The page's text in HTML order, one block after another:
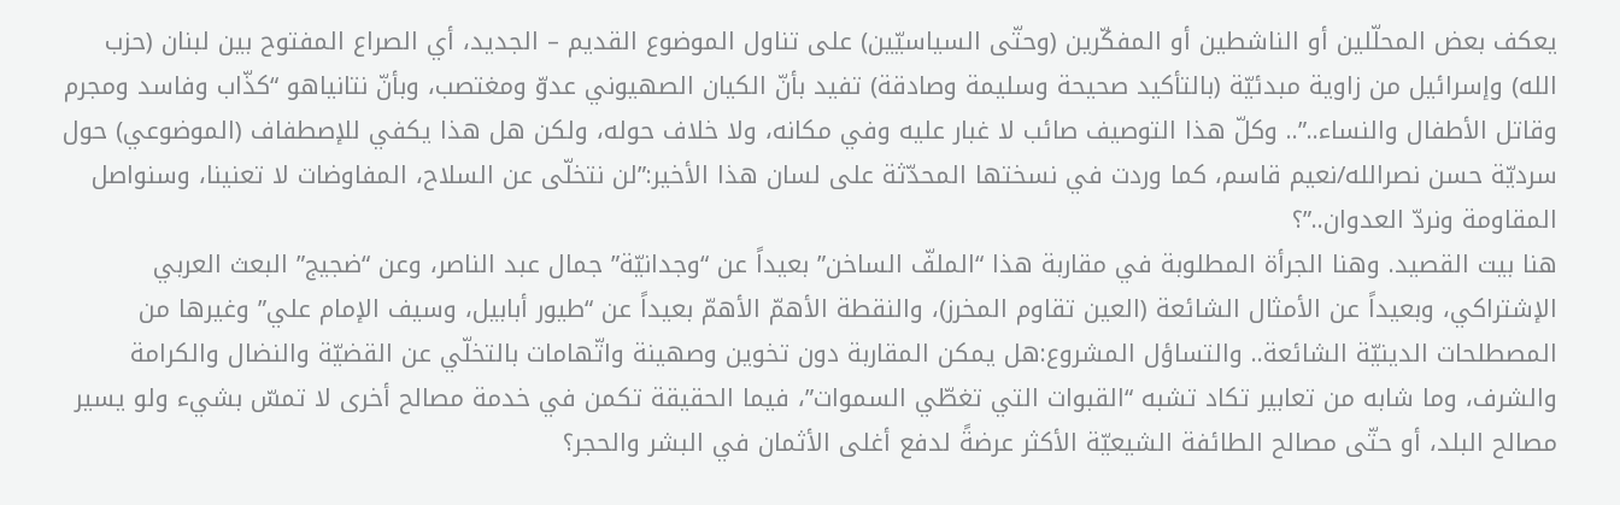
يعكف بعض المحلّلين أو الناشطين أو المفكّرين (وحتّى السياسيّين) على تناول الموضوع القديم – الجديد، أي الصراع المفتوح بين لبنان (حزب
الله) وإسرائيل من زاوية مبدئيّة (بالتأكيد صحيحة وسليمة وصادقة) تفيد بأنّ الكيان الصهيوني عدوّ ومغتصب، وبأنّ نتانياهو “كذّاب وفاسد ومجرم
وقاتل الأطفال والنساء..”.. وكلّ هذا التوصيف صائب لا غبار عليه وفي مكانه، ولا خلاف حوله، ولكن هل هذا يكفي للإصطفاف (الموضوعي) حول
سرديّة حسن نصرالله/نعيم قاسم، كما وردت في نسختها المحدّثة على لسان هذا الأخير:”لن نتخلّى عن السلاح، المفاوضات لا تعنينا، وسنواصل
المقاومة ونردّ العدوان..”؟
هنا بيت القصيد. وهنا الجرأة المطلوبة في مقاربة هذا “الملفّ الساخن” بعيداً عن “وجدانيّة” جمال عبد الناصر، وعن “ضجيج” البعث العربي
الإشتراكي، وبعيداً عن الأمثال الشائعة (العين تقاوم المخرز)، والنقطة الأهمّ الأهمّ بعيداً عن “طيور أبابيل، وسيف الإمام علي” وغيرها من
المصطلحات الدينيّة الشائعة.. والتساؤل المشروع:هل يمكن المقاربة دون تخوين وصهينة واتّهامات بالتخلّي عن القضيّة والنضال والكرامة
والشرف، وما شابه من تعابير تكاد تشبه “القبوات التي تغطّي السموات”، فيما الحقيقة تكمن في خدمة مصالح أخرى لا تمسّ بشيء ولو يسير
مصالح البلد، أو حتّى مصالح الطائفة الشيعيّة الأكثر عرضةً لدفع أغلى الأثمان في البشر والحجر؟